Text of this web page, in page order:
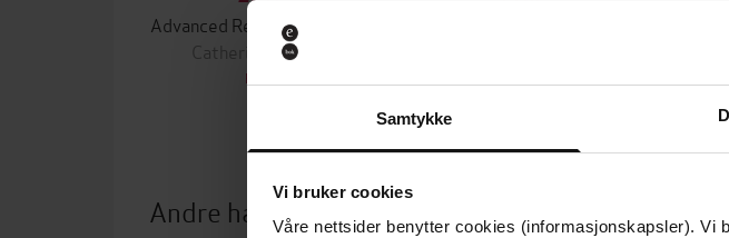
Samtykke
Vi bruker cookies
Våre nettsider benytter cookies (informasjonskapsler). Vi
Catherine Dawson
EBOK
Andre har også kjøpt